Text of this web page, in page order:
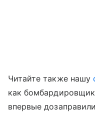
Читайте также нашу
как
впервые